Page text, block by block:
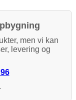
men vi kan
levering og
.